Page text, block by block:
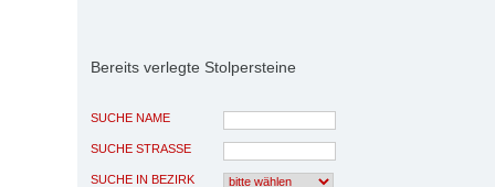
Bereits verlegte Stolpersteine
SUCHE NAME
SUCHE STRASSE
SUCHE IN BEZIRK